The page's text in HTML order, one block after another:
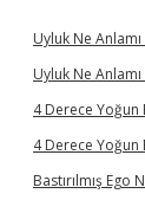
Uyluk Ne
Uyluk Ne
4 Derece Yoğun
4 Derece Yoğun
Bastırılmış Ego